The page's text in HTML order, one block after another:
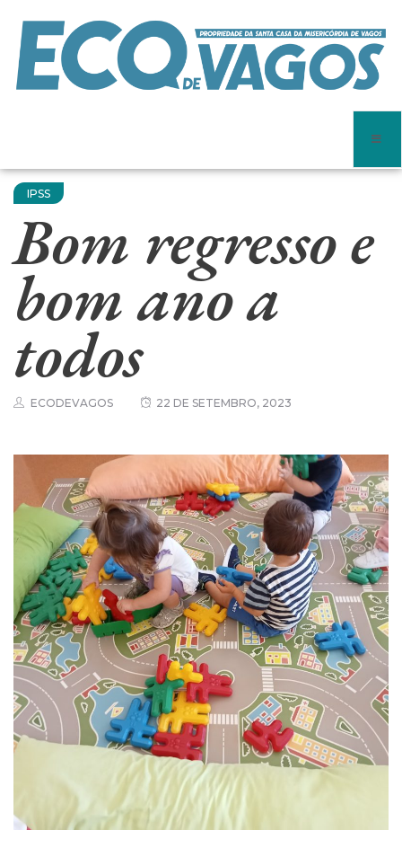
IPSS
Bom regresso e
bom ano a
todos
ECODEVAGOS 22 DE SETEMBRO, 2023